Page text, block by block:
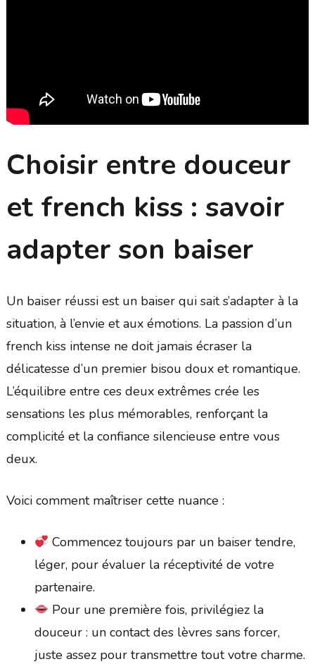
Choisir entre douceur
et french kiss : savoir
adapter son baiser
Un baiser réussi est un baiser qui sait s’adapter à la
situation, à l’envie et aux émotions. La passion d’un
french kiss intense ne doit jamais écraser la
délicatesse d’un premier bisou doux et romantique.
L’équilibre entre ces deux extrêmes crée les
sensations les plus mémorables, renforçant la
complicité et la confiance silencieuse entre vous
deux.
Voici comment maîtriser cette nuance :
Commencez toujours par un baiser tendre,
léger, pour évaluer la réceptivité de votre
partenaire.
Pour une première fois, privilégiez la
douceur : un contact des lèvres sans forcer,
juste assez pour transmettre tout votre charme.